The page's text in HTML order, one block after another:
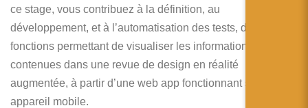
日本語
Español
ce stage, vous contribuez à la définition, au
développement, et à l’automatisation des tests, des
fonctions permettant de visualiser les informations
contenues dans une revue de design en réalité
augmentée, à partir d’une web app fonctionnant sur un
appareil mobile.